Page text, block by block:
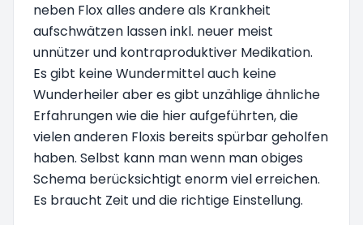
neben Flox alles andere als Krankheit
aufschwätzen lassen inkl. neuer meist
unnützer und kontraproduktiver Medikation.
Es gibt keine Wundermittel auch keine
Wunderheiler aber es gibt unzählige ähnliche
Erfahrungen wie die hier aufgeführten, die
vielen anderen Floxis bereits spürbar geholfen
haben. Selbst kann man wenn man obiges
Schema berücksichtigt enorm viel erreichen.
Es braucht Zeit und die richtige Einstellung.